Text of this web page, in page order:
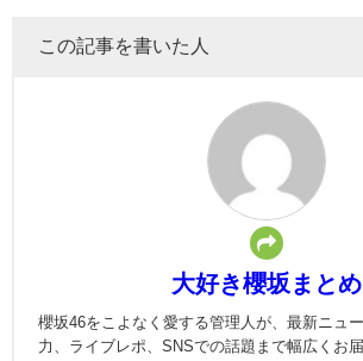
この記事を書いた人
大好き櫻坂まとめ
櫻坂46をこよなく愛する管理人が、最新ニュ
力、ライブレポ、SNSでの話題まで幅広くお